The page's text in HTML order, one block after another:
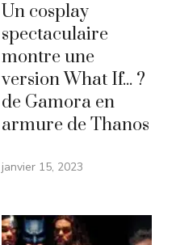
Un cosplay
spectaculaire
montre une
version What If... ?
de Gamora en
armure de Thanos
janvier 15, 2023